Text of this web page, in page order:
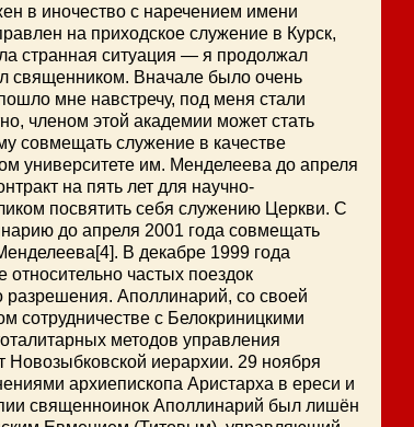
в иночество с наречением имени
на приходское служение в Курск,
странная ситуация — я продолжал
священником. Вначале было очень
мне навстречу, под меня стали
членом этой академии может стать
совмещать служение в качестве
университете им. Менделеева до апреля
на пять лет для научно-
посвятить себя служению Церкви. С
до апреля 2001 года совмещать
В декабре 1999 года
частых поездок
Аполлинарий, со своей
сотрудничестве с Белокриницкими
методов управления
Новозыбковской иерархии. 29 ноября
архиепископа Аристарха в ереси и
священноинок Аполлинарий был лишён